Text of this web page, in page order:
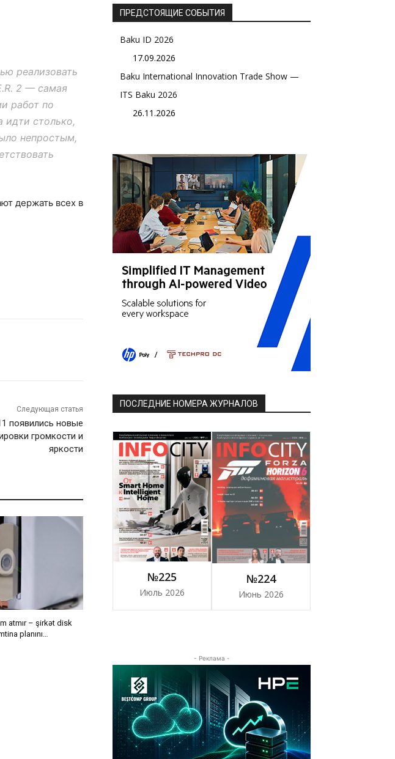
реализовать
2 — самая
работ по
идти столько,
непростым,
держать всех в
Следующая статья
появились новые
громкости и
яркости
atmır – şirkət disk
planını
ПРЕДСТОЯЩИЕ СОБЫТИЯ
Baku ID 2026
17.09.2026
Baku International Innovation Trade Show —
ITS Baku 2026
26.11.2026
ПОСЛЕДНИЕ НОМЕРА ЖУРНАЛОВ
№225
Июль 2026
№224
Июнь 2026
- Реклама -